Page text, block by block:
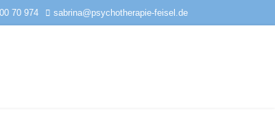
70 974 sabrina@psychotherapie-feisel.de